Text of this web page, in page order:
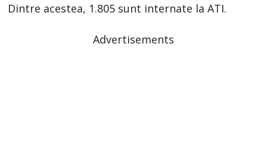
Dintre acestea, 1.805 sunt internate la ATI.
Advertisements